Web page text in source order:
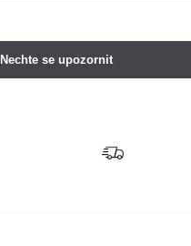
Nechte se upozornit